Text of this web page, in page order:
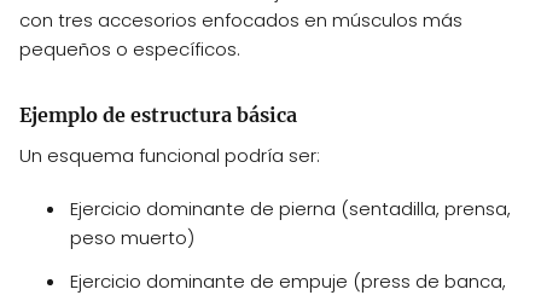
con tres accesorios enfocados en músculos más
pequeños o específicos.
Ejemplo de estructura básica
Un esquema funcional podría ser:
Ejercicio dominante de pierna (sentadilla, prensa,
peso muerto)
Ejercicio dominante de empuje (press de banca,